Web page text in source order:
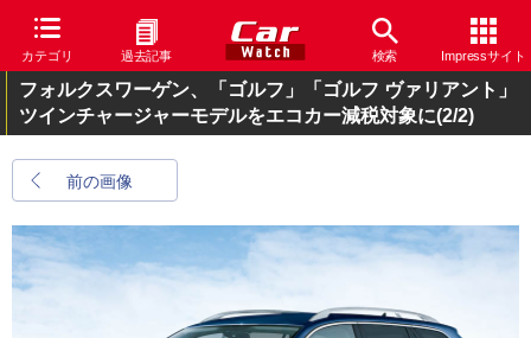
カテゴリ 過去記事 検索 Impressサイト
フォルクスワーゲン、「ゴルフ」「ゴルフ ヴァリアント」
ツインチャージャーモデルをエコカー減税対象に(2/2)
前の画像